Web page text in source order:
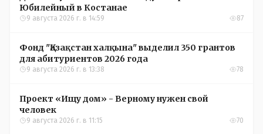
Юбилейный в Костанае
9 августа 2026 г. в 14:59 87
Фонд "Қазақстан халқына" выделил 350 грантов
для абитуриентов 2026 года
9 августа 2026 г. в 13:38 78
Проект «Ищу дом» - Верному нужен свой
человек
9 августа 2026 г. в 11:15 70